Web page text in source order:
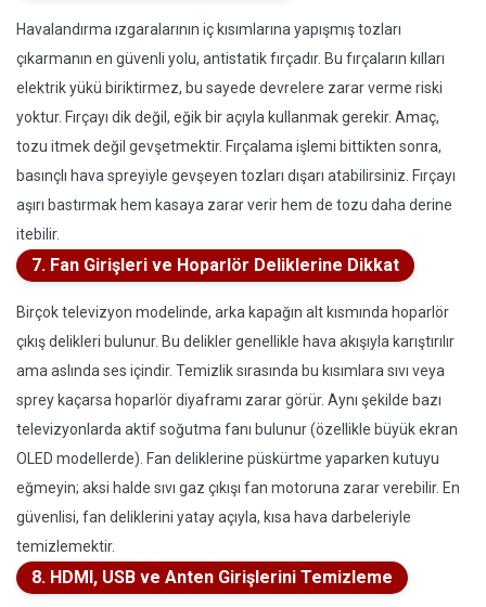
Havalandırma ızgaralarının iç kısımlarına yapışmış tozları
çıkarmanın en güvenli yolu, antistatik fırçadır. Bu fırçaların kılları
elektrik yükü biriktirmez, bu sayede devrelere zarar verme riski
yoktur. Fırçayı dik değil, eğik bir açıyla kullanmak gerekir. Amaç,
tozu itmek değil gevşetmektir. Fırçalama işlemi bittikten sonra,
basınçlı hava spreyiyle gevşeyen tozları dışarı atabilirsiniz. Fırçayı
aşırı bastırmak hem kasaya zarar verir hem de tozu daha derine
itebilir.
7. Fan Girişleri ve Hoparlör Deliklerine Dikkat
Birçok televizyon modelinde, arka kapağın alt kısmında hoparlör
çıkış delikleri bulunur. Bu delikler genellikle hava akışıyla karıştırılır
ama aslında ses içindir. Temizlik sırasında bu kısımlara sıvı veya
sprey kaçarsa hoparlör diyaframı zarar görür. Aynı şekilde bazı
televizyonlarda aktif soğutma fanı bulunur (özellikle büyük ekran
OLED modellerde). Fan deliklerine püskürtme yaparken kutuyu
eğmeyin; aksi halde sıvı gaz çıkışı fan motoruna zarar verebilir. En
güvenlisi, fan deliklerini yatay açıyla, kısa hava darbeleriyle
temizlemektir.
8. HDMI, USB ve Anten Girişlerini Temizleme